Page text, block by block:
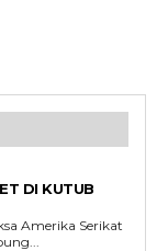
DI KUTUB
Amerika Serikat